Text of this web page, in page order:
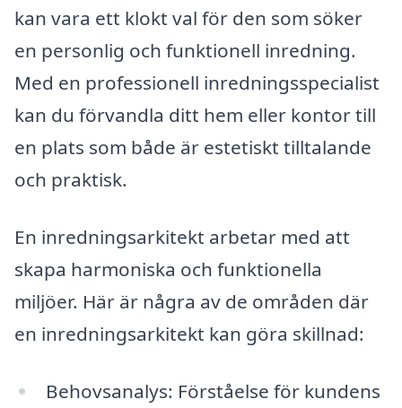
kan vara ett klokt val för den som söker
en personlig och funktionell inredning.
Med en professionell inredningsspecialist
kan du förvandla ditt hem eller kontor till
en plats som både är estetiskt tilltalande
och praktisk.
En inredningsarkitekt arbetar med att
skapa harmoniska och funktionella
miljöer. Här är några av de områden där
en inredningsarkitekt kan göra skillnad:
Behovsanalys: Förståelse för kundens